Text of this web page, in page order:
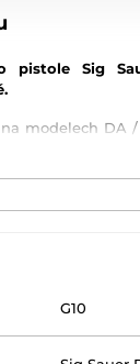
pistole Sig
modelech DA /
P226. Zmíněné
modely.
G10